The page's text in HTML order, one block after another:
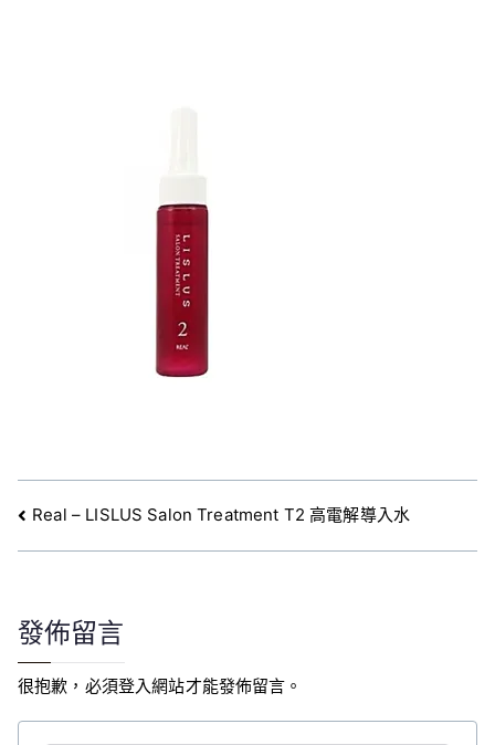
文
章
覽
Real – LISLUS Salon Treatment T2 高電解導入水
發佈留言
很抱歉，必須登入網站才能發佈留言。